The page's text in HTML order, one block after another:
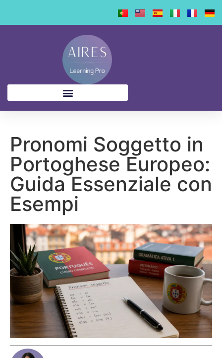
Pronomi Soggetto in
Portoghese Europeo:
Guida Essenziale con
Esempi